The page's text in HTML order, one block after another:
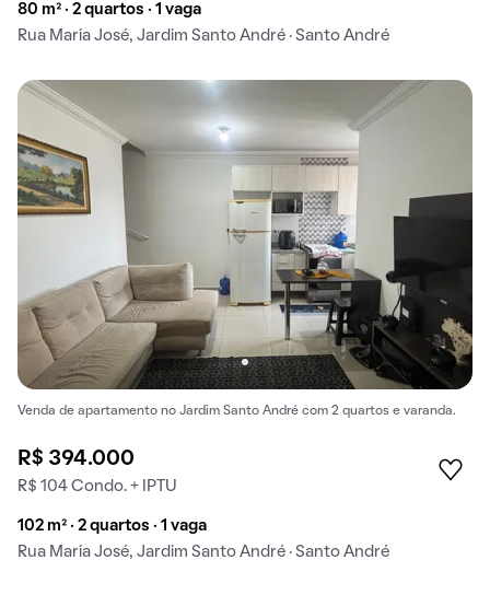
80 m² · 2 quartos · 1 vaga
Rua Maria José, Jardim Santo André · Santo André
Venda de apartamento no Jardim Santo André com 2 quartos e varanda.
R$ 394.000
R$ 104 Condo. + IPTU
102 m² · 2 quartos · 1 vaga
Rua Maria José, Jardim Santo André · Santo André